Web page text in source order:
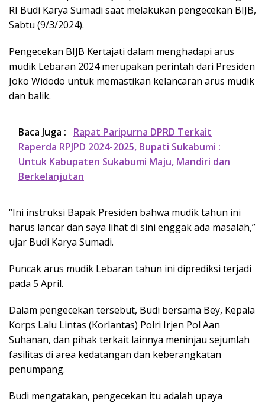
RI Budi Karya Sumadi saat melakukan pengecekan BIJB,
Sabtu (9/3/2024).
Pengecekan BIJB Kertajati dalam menghadapi arus
mudik Lebaran 2024 merupakan perintah dari Presiden
Joko Widodo untuk memastikan kelancaran arus mudik
dan balik.
Baca Juga :
Rapat Paripurna DPRD Terkait
Raperda RPJPD 2024-2025, Bupati Sukabumi :
Untuk Kabupaten Sukabumi Maju, Mandiri dan
Berkelanjutan
“Ini instruksi Bapak Presiden bahwa mudik tahun ini
harus lancar dan saya lihat di sini enggak ada masalah,”
ujar Budi Karya Sumadi.
Puncak arus mudik Lebaran tahun ini diprediksi terjadi
pada 5 April.
Dalam pengecekan tersebut, Budi bersama Bey, Kepala
Korps Lalu Lintas (Korlantas) Polri Irjen Pol Aan
Suhanan, dan pihak terkait lainnya meninjau sejumlah
fasilitas di area kedatangan dan keberangkatan
penumpang.
Budi mengatakan, pengecekan itu adalah upaya